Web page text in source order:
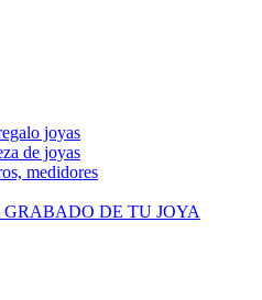
joyas
de joyas
medidores
DE TU JOYA